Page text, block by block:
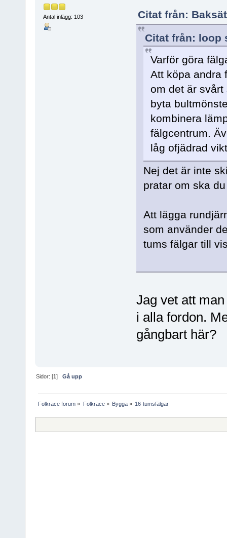
Antal inlägg: 103
Citat från:
Citat från: loop
Varför göra
Att köpa andra
om det är
byta
kombinera
fälgcentrum.
låg ofjädrad
Nej det är inte
pratar om ska
Att lägga
som använder
tums fälgar till
Jag vet att
i alla fordon.
gångbart här?
Sidor: [1]Gå upp
Folkrace forum » Folkrace» Bygga» 16-tumsfälgar